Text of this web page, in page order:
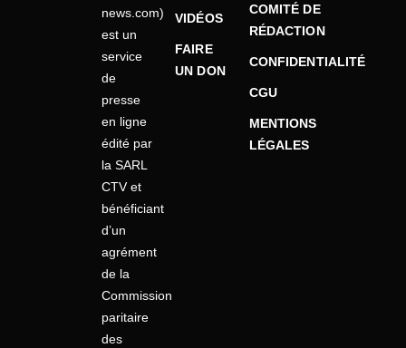
news.com)
est un
service
de
presse
en ligne
édité par
la SARL
CTV et
bénéficiant
d’un
agrément
de la
Commission
paritaire
des
VIDÉOS
FAIRE
UN DON
COMITÉ DE
RÉDACTION
CONFIDENTIALITÉ
CGU
MENTIONS
LÉGALES